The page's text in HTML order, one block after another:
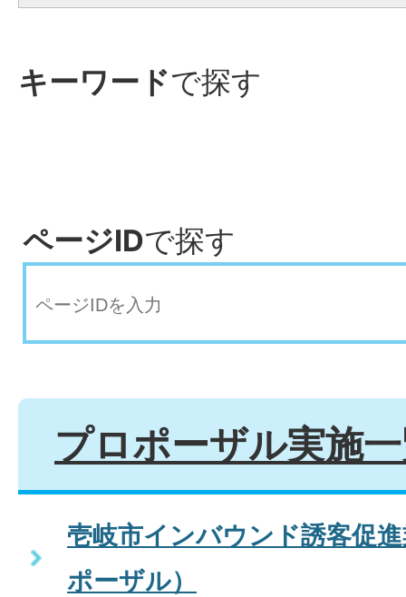
キーワードで探す
ページIDで探す
プロポーザル実施
壱岐市インバウンド誘客促
ポーザル）